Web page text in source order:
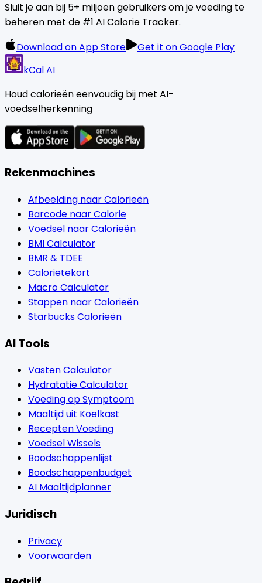
Sluit je aan bij 5+ miljoen gebruikers om je voeding te
beheren met de #1 AI Calorie Tracker.
Download on App Store
Get it on Google Play
kCal AI
Houd calorieën eenvoudig bij met AI-
voedselherkenning
Rekenmachines
Afbeelding naar Calorieën
Barcode naar Calorie
Voedsel naar Calorieën
BMI Calculator
BMR & TDEE
Calorietekort
Macro Calculator
Stappen naar Calorieën
Starbucks Calorieën
AI Tools
Vasten Calculator
Hydratatie Calculator
Voeding op Symptoom
Maaltijd uit Koelkast
Recepten Voeding
Voedsel Wissels
Boodschappenlijst
Boodschappenbudget
AI Maaltijdplanner
Juridisch
Privacy
Voorwaarden